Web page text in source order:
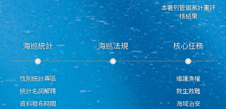
本署列管個案計畫評
核結果
海巡統計
性別統計專區
統計名詞解釋
資料發布時間
海巡法規 核心任務
維護漁權
救生救難
海域治安